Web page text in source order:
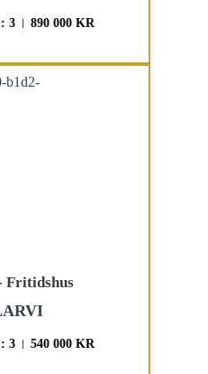
3 890 000 KR
Fritidshus
3 540 000 KR